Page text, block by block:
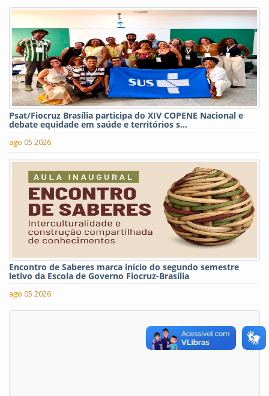
Psat/Fiocruz Brasília participa do XIV COPENE Nacional e
debate equidade em saúde e territórios s...
ago 05 2026
Encontro de Saberes marca início do segundo semestre
letivo da Escola de Governo Fiocruz-Brasília
ago 05 2026